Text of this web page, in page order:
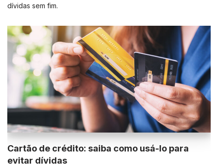
dívidas sem fim.
Cartão de crédito: saiba como usá-lo para
evitar dívidas